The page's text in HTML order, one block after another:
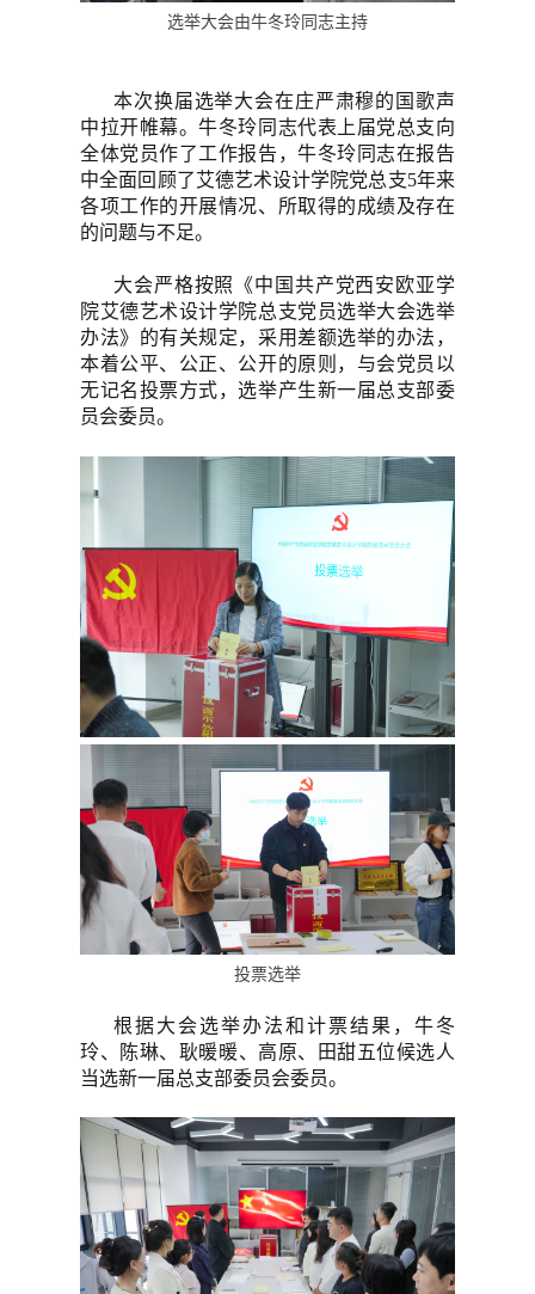
选举大会由牛冬玲同志主持
本次换届选举大会在庄严肃穆的国歌声
中拉开帷幕。牛冬玲同志代表上届党总支向
全体党员作了工作报告，牛冬玲同志在报告
中全面回顾了艾德艺术设计学院党总支5年来
各项工作的开展情况、所取得的成绩及存在
的问题与不足。
大会严格按照《中国共产党西安欧亚学
院艾德艺术设计学院总支党员选举大会选举
办法》的有关规定，采用差额选举的办法，
本着公平、公正、公开的原则，与会党员以
无记名投票方式，选举产生新一届总支部委
员会委员。
投票选举
根据大会选举办法和计票结果， 牛冬
玲、 陈琳、 耿暖暖、 高原、 田甜五位候选人
当选新一届总支部委员会委员。